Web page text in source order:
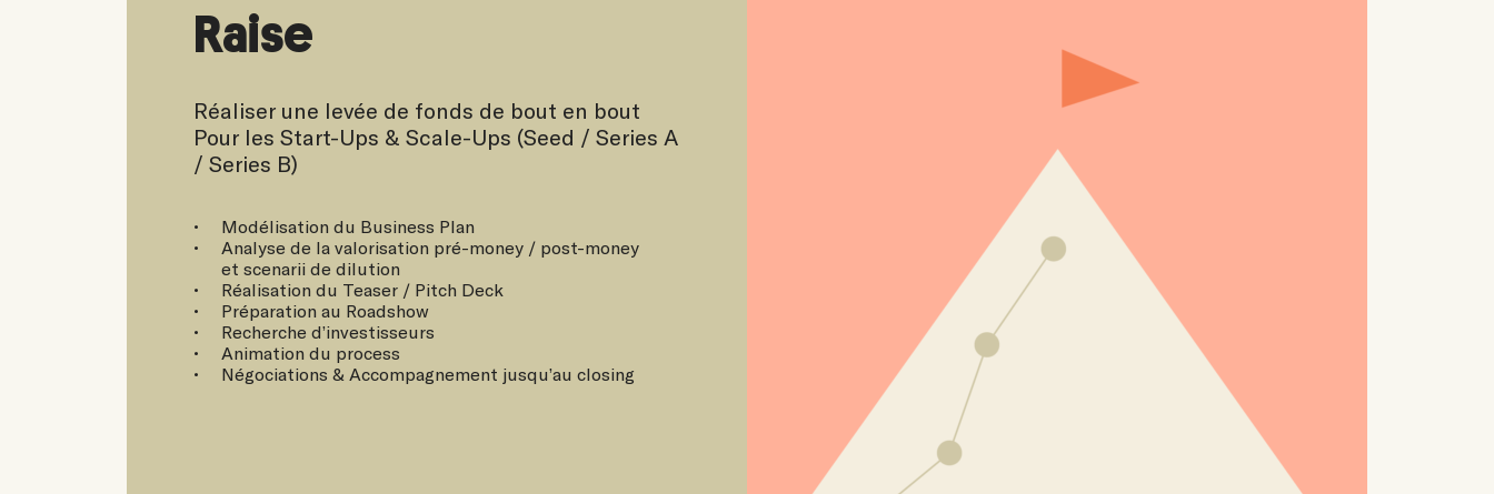
Raise
Réaliser une levée de fonds de bout en bout
Pour les Start-Ups & Scale-Ups (Seed / Series A
/ Series B)
Modélisation du Business Plan
Analyse de la valorisation pré-money / post-money
et scenarii de dilution
Réalisation du Teaser / Pitch Deck
Préparation au Roadshow
Recherche d’investisseurs
Animation du process
Négociations & Accompagnement jusqu’au closing